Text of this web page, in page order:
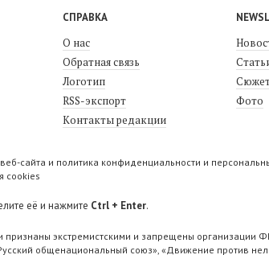
СПРАВКА
О нас
Обратная связь
Логотип
RSS-экспорт
Контакты редакции
Фото
сайта и политика конфиденциальности и
cookies
её и нажмите Ctrl + Enter.
признаны экстремистскими и запрещены организации
общенациональный союз», «Движение против